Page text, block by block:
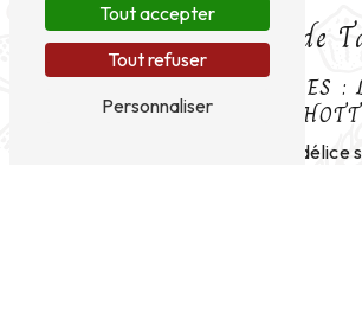
Pâtisserie près de
LA PÂTISSERIE À TARBES :
DE DON
À la recherche d'un véritable délice
Tout accepter
Tout refuser
Personnaliser